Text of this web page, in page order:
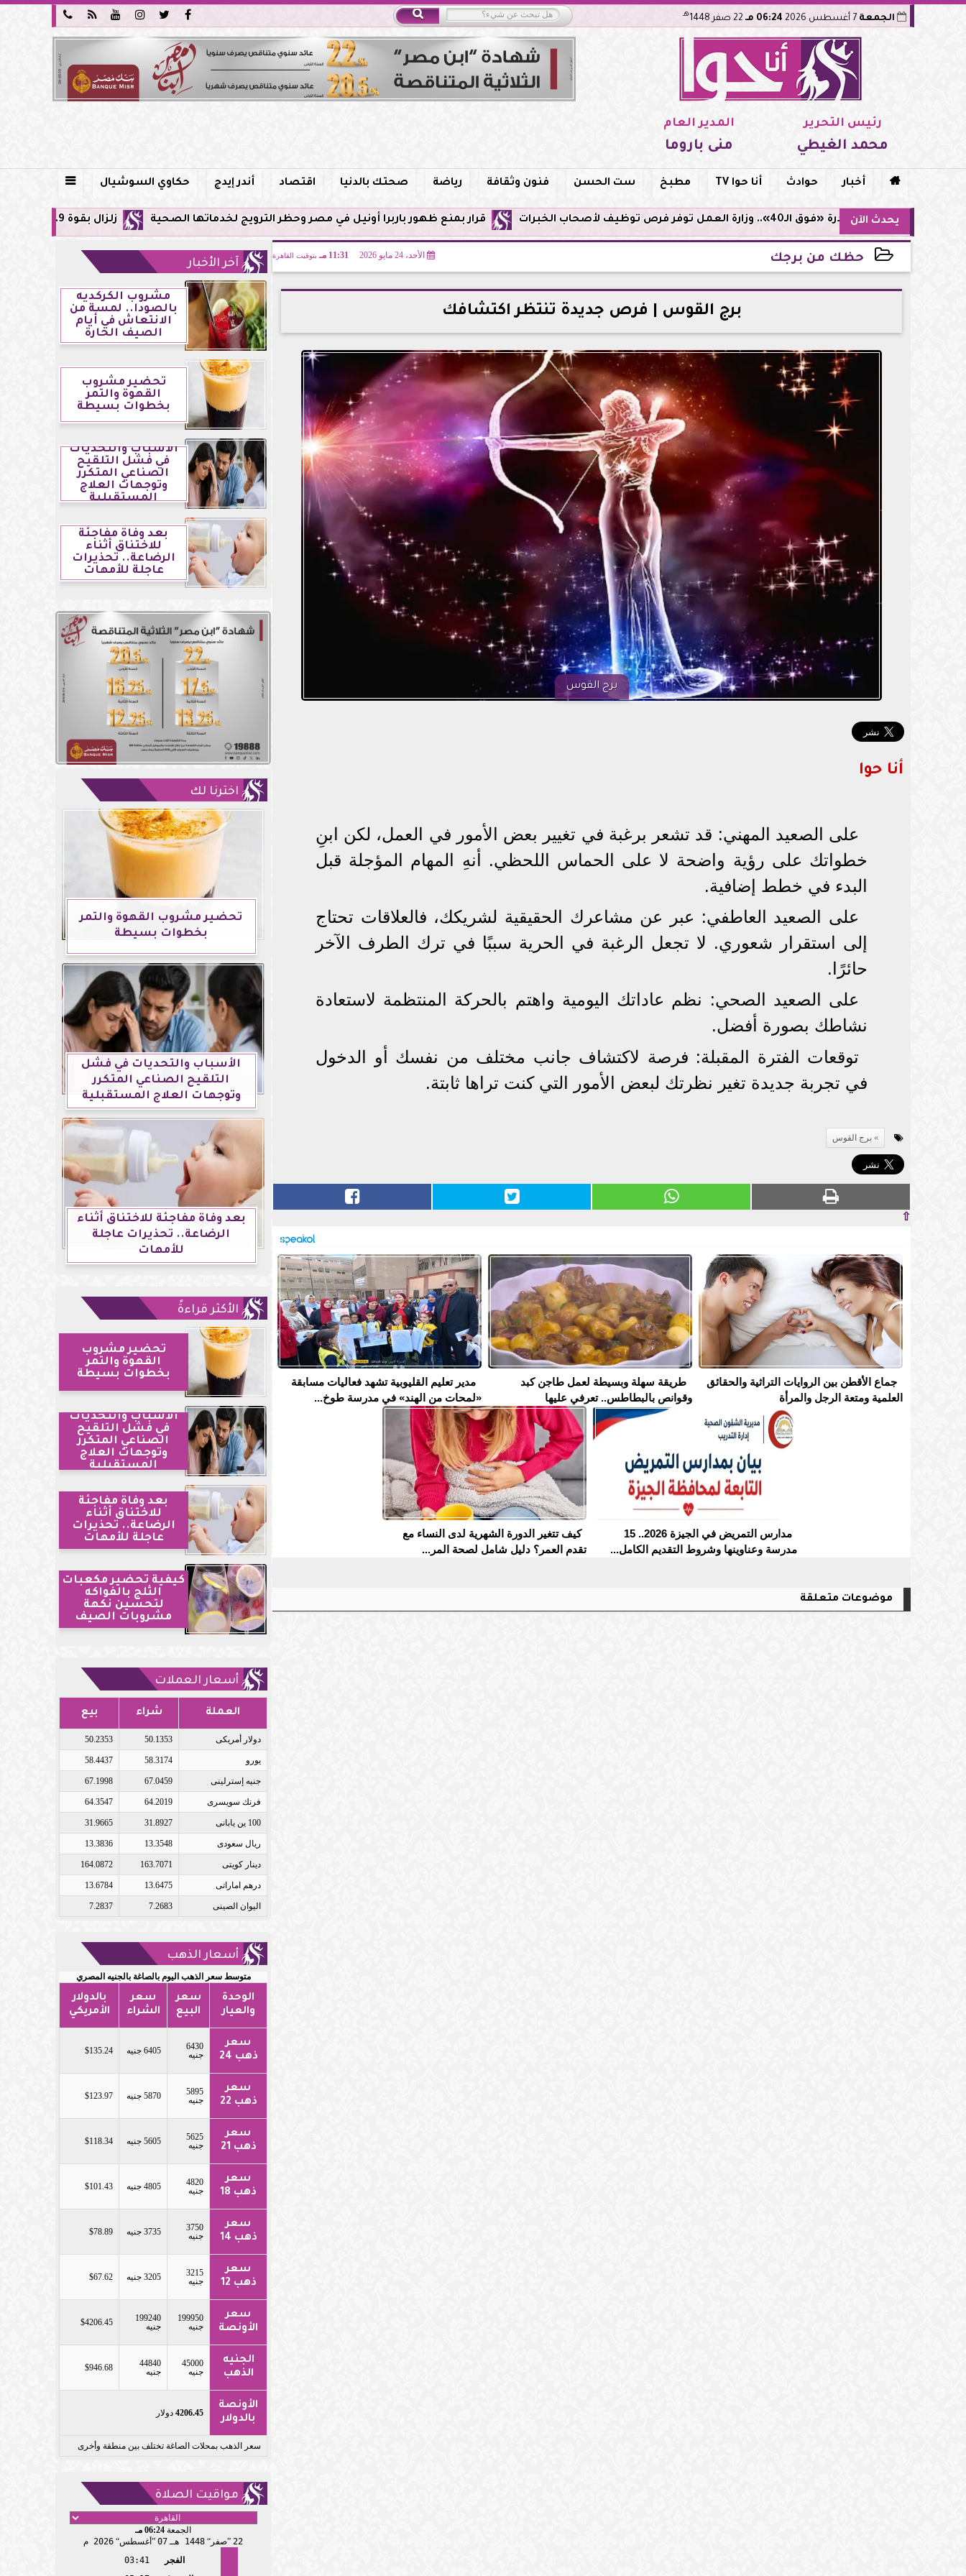





 الجمعة 06:24 مـ هـ
رئيس التحرير
محمد الغيطي
المدير العام
منى باروما
 أخبار حوادث أنا حوا TV مطبخ ست الحسن فنون وثقافة رياضة صحتك بالدنيا اقتصاد أندر إيدج حكاوي السوشيال 
يحدث الآن زلزال بقوة 5.9 ريختر يشعر به سكان القاهرة وعدة محافظات.. مركزه شرق البحر المتوسط قرار بمنع ظهور باربرا أونيل في مصر وحظر الترويج لخدماتها الصحية مبادرة «فوق الـ40».. وزارة العمل توفر فرص توظيف لأصحاب الخبرات
حظك من برجك الأحد، 24 مايو 2026 11:31 مـ بتوقيت القاهرة
2026-05-24 23:31:18
برج القوس | فرص جديدة تنتظر اكتشافك
برج القوس
أنا حوا
على الصعيد المهني: قد تشعر برغبة في تغيير بعض الأمور في العمل، لكن ابنِ
خطواتك على رؤية واضحة لا على الحماس اللحظي. أنهِ المهام المؤجلة قبل
البدء في خطط إضافية.
على الصعيد العاطفي: عبر عن مشاعرك الحقيقية لشريكك، فالعلاقات تحتاج
إلى استقرار شعوري. لا تجعل الرغبة في الحرية سببًا في ترك الطرف الآخر
حائرًا.
على الصعيد الصحي: نظم عاداتك اليومية واهتم بالحركة المنتظمة لاستعادة
نشاطك بصورة أفضل.
توقعات الفترة المقبلة: فرصة لاكتشاف جانب مختلف من نفسك أو الدخول
في تجربة جديدة تغير نظرتك لبعض الأمور التي كنت تراها ثابتة.
برج القوس
⇧
جماع الأقطن بين الروايات التراثية والحقائق
العلمية ومتعة الرجل والمرأة
طريقة سهلة وبسيطة لعمل طاجن كبد
وقوانص بالبطاطس.. تعرفي عليها
مدير تعليم القليوبية تشهد فعاليات مسابقة
«لمحات من الهند» في مدرسة طوخ...
مدارس التمريض في الجيزة 2026.. 15
مدرسة وعناوينها وشروط التقديم الكامل...
كيف تتغير الدورة الشهرية لدى النساء مع
تقدم العمر؟ دليل شامل لصحة المر...
موضوعات متعلقة
آخر الأخبار
مشروب الكركديه
بالصودا.. لمسة من
الانتعاش في أيام
الصيف الحارة
تحضير مشروب
القهوة والتمر
بخطوات بسيطة
الأسباب والتحديات
في فشل التلقيح
الصناعي المتكرر
وتوجهات العلاج
المستقبلية
بعد وفاة مفاجئة
للاختناق أثناء
الرضاعة.. تحذيرات
عاجلة للأمهات
اخترنا لك
تحضير مشروب القهوة والتمر
بخطوات بسيطة
الأسباب والتحديات في فشل
التلقيح الصناعي المتكرر
وتوجهات العلاج المستقبلية
بعد وفاة مفاجئة للاختناق أثناء
الرضاعة.. تحذيرات عاجلة
للأمهات
الأكثر قراءةً
تحضير مشروب
القهوة والتمر
بخطوات بسيطة
الأسباب والتحديات
في فشل التلقيح
الصناعي المتكرر
وتوجهات العلاج
المستقبلية
بعد وفاة مفاجئة
للاختناق أثناء
الرضاعة.. تحذيرات
عاجلة للأمهات
كيفية تحضير مكعبات
الثلج بالفواكه
لتحسين نكهة
مشروبات الصيف
أسعار العملات
العملة شراء بيع
دولار أمريكى 50.1353
50.2353
يورو 58.3174
58.4437
جنيه إسترلينى 67.0459
67.1998
فرنك سويسرى 64.2019
64.3547
100 ين يابانى 31.8927
31.9665
ريال سعودى 13.3548
13.3836
دينار كويتى 163.7071
164.0872
درهم اماراتى 13.6475
13.6784
اليوان الصينى 7.2683
7.2837
أسعار الذهب
متوسط سعر الذهب اليوم بالصاغة بالجنيه المصري
الوحدة
والعيار
سعر
البيع
سعر
الشراء
بالدولار
الأمريكي
سعر
ذهب 24
6430
جنيه
6405 جنيه $135.24
سعر
ذهب 22
5895
جنيه
5870 جنيه $123.97
سعر
ذهب 21
5625
جنيه
5605 جنيه $118.34
سعر
ذهب 18
4820
جنيه
4805 جنيه $101.43
سعر
ذهب 14
3750
جنيه
3735 جنيه $78.89
سعر
ذهب 12
3215
جنيه
3205 جنيه $67.62
سعر
الأونصة
199950
جنيه
199240
جنيه
$4206.45
الجنيه
الذهب
45000
جنيه
44840
جنيه
$946.68
الأونصة
بالدولار
4206.45 دولار
سعر الذهب بمحلات الصاغة تختلف بين منطقة وأخرى
مواقيت الصلاة
الجمعة 06:24 مـ
22 صفر 1448 هـ 07 أغسطس 2026 م
الفجر
03:41